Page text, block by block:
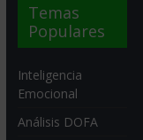
Temas
Populares
Inteligencia
Emocional
Análisis DOFA